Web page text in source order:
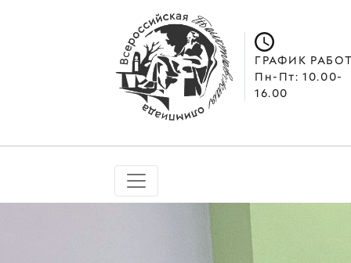
ГРАФИК
Пн-Пт: 10.00-
16.00